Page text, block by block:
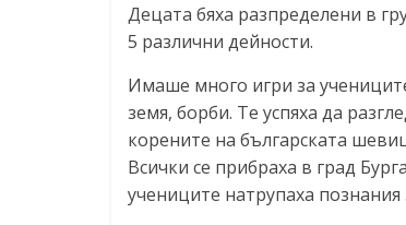
Децата бяха разпределени в
5 различни дейности.
Имаше много игри за
земя, борби. Те успяха да
корените на българската
Всички се прибраха в град
учениците натрупаха